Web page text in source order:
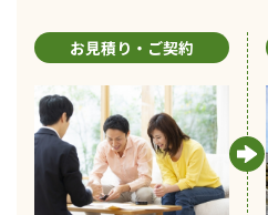
お見積り・ご契約